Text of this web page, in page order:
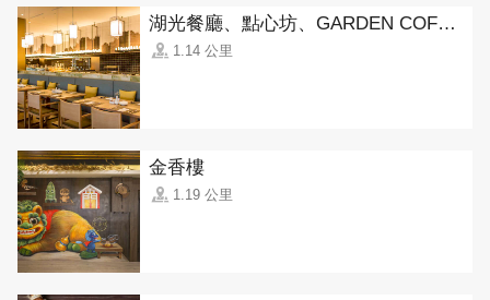
湖光餐廳、點心坊、GARDEN COFFEE(金湖飯店)
1.14 公里
金香樓
1.19 公里